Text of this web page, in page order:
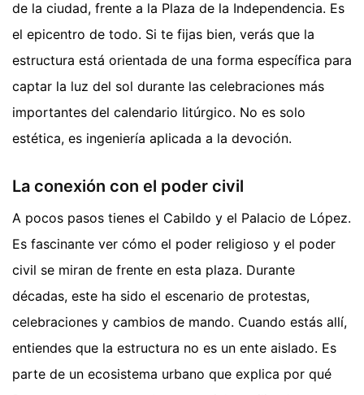
de la ciudad, frente a la Plaza de la Independencia. Es
el epicentro de todo. Si te fijas bien, verás que la
estructura está orientada de una forma específica para
captar la luz del sol durante las celebraciones más
importantes del calendario litúrgico. No es solo
estética, es ingeniería aplicada a la devoción.
La conexión con el poder civil
A pocos pasos tienes el Cabildo y el Palacio de López.
Es fascinante ver cómo el poder religioso y el poder
civil se miran de frente en esta plaza. Durante
décadas, este ha sido el escenario de protestas,
celebraciones y cambios de mando. Cuando estás allí,
entiendes que la estructura no es un ente aislado. Es
parte de un ecosistema urbano que explica por qué